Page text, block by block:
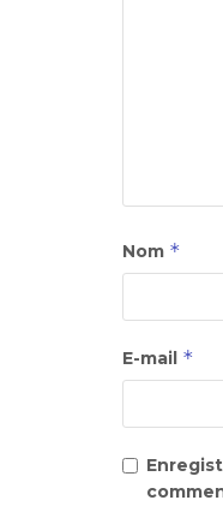
Nom *
E-mail *